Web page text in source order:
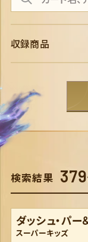
収録商品
ここからはじま
ＴＨＥ ＦＩＲＳＴ
ＲＩＳＥ ＯＦ ＴＨ
ＩＮＴＯ ＴＨＥ Ｉ
ＵＲＳＵＬＡ’Ｓ
ＳＨＩＭＭＥＲＩ
ＷＩＬＤＳ ＵＮ
キュレーターズ・
ここからはじまる
FABLED 物語のお
検索結果 379
ダッシュ・パー
スーパーキッズ